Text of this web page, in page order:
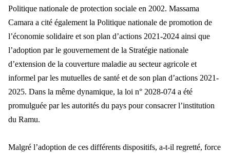
Politique nationale de protection sociale en 2002. Massama
Camara a cité également la Politique nationale de promotion de
l’économie solidaire et son plan d’actions 2021-2024 ainsi que
l’adoption par le gouvernement de la Stratégie nationale
d’extension de la couverture maladie au secteur agricole et
informel par les mutuelles de santé et de son plan d’actions 2021-
2025. Dans la même dynamique, la loi n° 2028-074 a été
promulguée par les autorités du pays pour consacrer l’institution
du Ramu.
Malgré l’adoption de ces différents dispositifs, a-t-il regretté, force